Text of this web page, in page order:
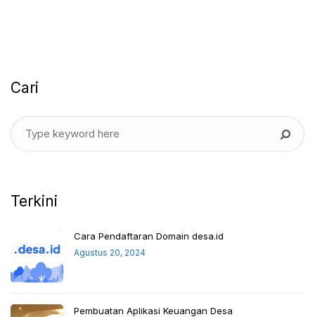
Cari
Terkini
Cara Pendaftaran Domain desa.id
Agustus 20, 2024
Pembuatan Aplikasi Keuangan Desa